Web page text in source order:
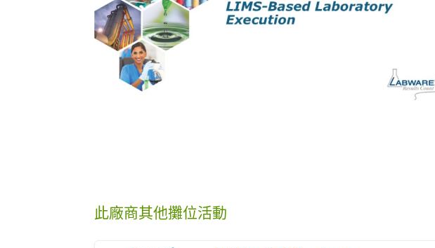
此廠商其他攤位活動